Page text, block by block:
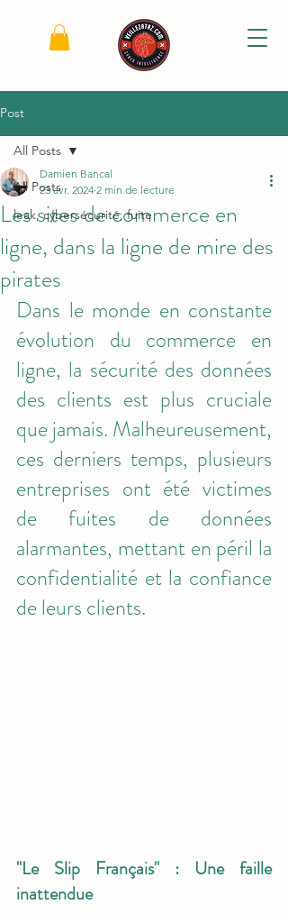
Post
All Posts
leak, cybersécurité, fuite
All Posts
Les sites de commerce en
ligne, dans la ligne de mire des
pirates
Damien Bancal
23 avr. 2024 2 min de lecture
Dans le monde en constante
évolution du commerce en
ligne, la sécurité des données
des clients est plus cruciale
que jamais. Malheureusement,
ces derniers temps, plusieurs
entreprises ont été victimes
de fuites de données
alarmantes, mettant en péril la
confidentialité et la confiance
de leurs clients.
"Le Slip Français" : Une faille
inattendue